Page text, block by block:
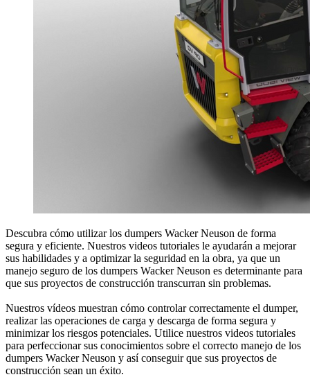
Descubra cómo utilizar los dumpers Wacker Neuson de forma
segura y eficiente. Nuestros videos tutoriales le ayudarán a mejorar
sus habilidades y a optimizar la seguridad en la obra, ya que un
manejo seguro de los dumpers Wacker Neuson es determinante para
que sus proyectos de construcción transcurran sin problemas.
Nuestros vídeos muestran cómo controlar correctamente el dumper,
realizar las operaciones de carga y descarga de forma segura y
minimizar los riesgos potenciales. Utilice nuestros videos tutoriales
para perfeccionar sus conocimientos sobre el correcto manejo de los
dumpers Wacker Neuson y así conseguir que sus proyectos de
construcción sean un éxito.